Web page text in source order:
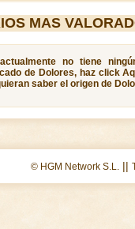
MAS
no tiene
de Dolores, haz click
saber el origen de
© HGM Network S.L. ||